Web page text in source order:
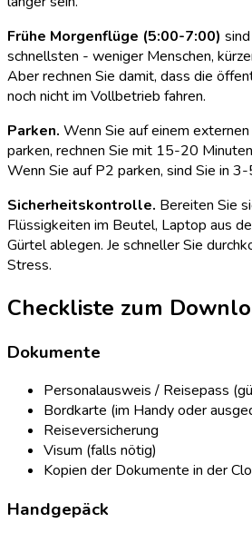
Frühe Morgenflüge (5:00-7:00)
schnellsten - weniger Menschen,
Aber rechnen Sie damit, dass die
noch nicht im Vollbetrieb fahren.
Parken. Wenn Sie auf einem
parken, rechnen Sie mit 15-20
Wenn Sie auf P2 parken, sind Sie in
Sicherheitskontrolle. Bereiten Sie
Flüssigkeiten im Beutel, Laptop aus
Gürtel ablegen. Je schneller Sie
Stress.
Checkliste zum
Dokumente
Personalausweis / Reisepass
Bordkarte (im Handy oder
Reiseversicherung
Visum (falls nötig)
Kopien der Dokumente in der
Handgepäck